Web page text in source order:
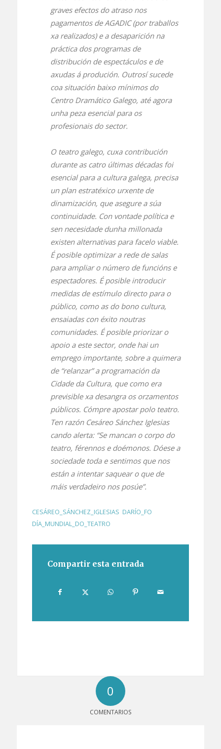
graves efectos do atraso nos
pagamentos de AGADIC (por traballos
xa realizados) e a desaparición na
práctica dos programas de
distribución de espectáculos e de
axudas á produción. Outrosí sucede
coa situación baixo mínimos do
Centro Dramático Galego, até agora
unha peza esencial para os
profesionais do sector.
O teatro galego, cuxa contribución
durante as catro últimas décadas foi
esencial para a cultura galega, precisa
un plan estratéxico urxente de
dinamización, que asegure a súa
continuidade. Con vontade política e
sen necesidade dunha millonada
existen alternativas para facelo viable.
É posible optimizar a rede de salas
para ampliar o número de funcións e
espectadores. É posible introducir
medidas de estímulo directo para o
público, como as do bono cultura,
ensaiadas con éxito noutras
comunidades. É posible priorizar o
apoio a este sector, onde hai un
emprego importante, sobre a quimera
de “relanzar” a programación da
Cidade da Cultura, que como era
previsible xa desangra os orzamentos
públicos. Cómpre apostar polo teatro.
Ten razón Cesáreo Sánchez Iglesias
cando alerta: “Se mancan o corpo do
teatro, férennos e doémonos. Dóese a
sociedade toda e sentimos que nos
están a intentar saquear o que de
máis verdadeiro nos posúe”.
CESÁREO_SÁNCHEZ_IGLESIAS DARÍO_FO
DÍA_MUNDIAL_DO_TEATRO
Compartir esta entrada
0
COMENTARIOS